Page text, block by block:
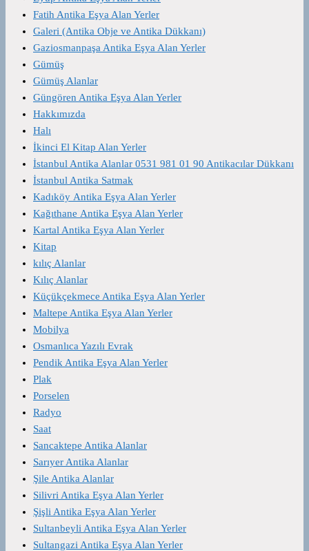
Fatih Antika Eşya Alan Yerler
Galeri (Antika Obje ve Antika Dükkanı)
Gaziosmanpaşa Antika Eşya Alan Yerler
Gümüş
Gümüş Alanlar
Güngören Antika Eşya Alan Yerler
Hakkımızda
Halı
İkinci El Kitap Alan Yerler
İstanbul Antika Alanlar 0531 981 01 90 Antikacılar Dükkanı
İstanbul Antika Satmak
Kadıköy Antika Eşya Alan Yerler
Kağıthane Antika Eşya Alan Yerler
Kartal Antika Eşya Alan Yerler
Kitap
kılıç Alanlar
Kılıç Alanlar
Küçükçekmece Antika Eşya Alan Yerler
Maltepe Antika Eşya Alan Yerler
Mobilya
Osmanlıca Yazılı Evrak
Pendik Antika Eşya Alan Yerler
Plak
Porselen
Radyo
Saat
Sancaktepe Antika Alanlar
Sarıyer Antika Alanlar
Şile Antika Alanlar
Silivri Antika Eşya Alan Yerler
Şişli Antika Eşya Alan Yerler
Sultanbeyli Antika Eşya Alan Yerler
Sultangazi Antika Eşya Alan Yerler